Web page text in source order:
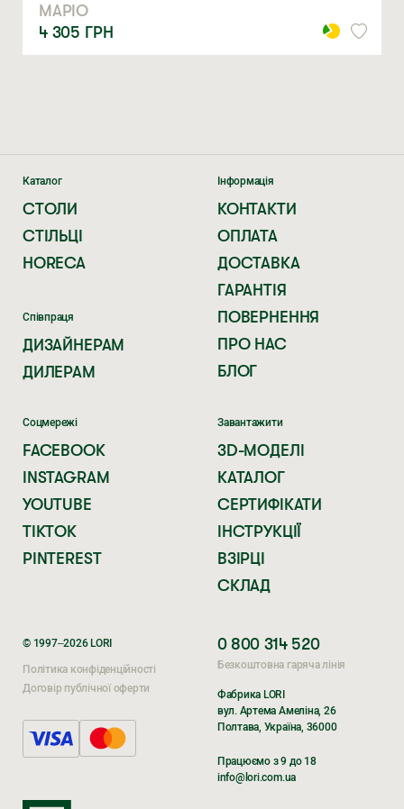
МАРІО
4 305 ГРН
© 1997–2026 LORI
Політика конфіденційності
Договір публічної оферти
Каталог
СТОЛИ
СТІЛЬЦІ
HORECA
Співпраця
ДИЗАЙНЕРАМ
ДИЛЕРАМ
Інформація
КОНТАКТИ
ОПЛАТА
ДОСТАВКА
ГАРАНТІЯ
ПОВЕРНЕННЯ
ПРО НАС
БЛОГ
Соцмережі
FACEBOOK
INSTAGRAM
YOUTUBE
TIKTOK
PINTEREST
Завантажити
3D-МОДЕЛІ
КАТАЛОГ
СЕРТИФІКАТИ
ІНСТРУКЦІЇ
ВЗІРЦІ
СКЛАД
0 800 314 520
Безкоштовна гаряча лінія
Фабрика LORI
вул. Артема Амеліна, 26
Полтава, Україна, 36000
Працюємо з 9 до 18
info@lori.com.ua
Поки ви очікуєте,
Натискаючи ви автоматично погоджуєтеся на обробку
персональних даних
Поки ви очікуєте,